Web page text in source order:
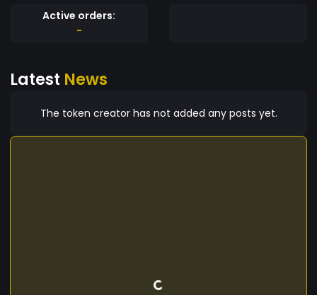
Sostenible: Utiliza un algoritmo de consenso
eficiente en energía *Wallet oficial:* Disponible
Global Crypto Exchange *Comunidad:* Activa en
LaTucumana (TUC) es una criptomoneda
Active orders:
-
Latest News
The token creator has not added any posts yet.